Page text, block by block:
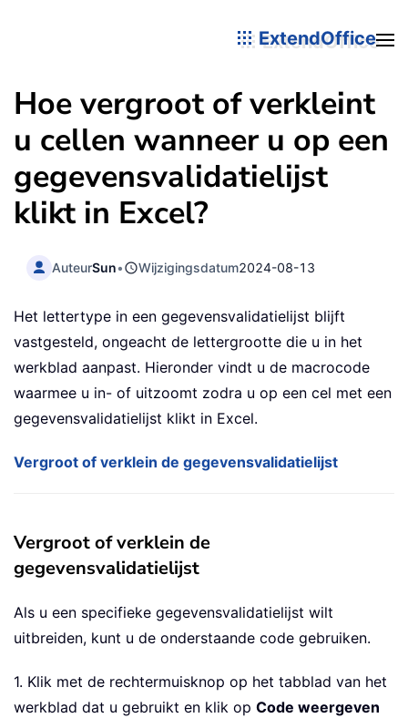
ExtendOffice
Hoe vergroot of verkleint
u cellen wanneer u op een
gegevensvalidatielijst
klikt in Excel?
AuteurSun• Wijzigingsdatum2024-08-13
Het lettertype in een gegevensvalidatielijst blijft
vastgesteld, ongeacht de lettergrootte die u in het
werkblad aanpast. Hieronder vindt u de macrocode
waarmee u in- of uitzoomt zodra u op een cel met een
gegevensvalidatielijst klikt in Excel.
Vergroot of verklein de gegevensvalidatielijst
Vergroot of verklein de
gegevensvalidatielijst
Als u een specifieke gegevensvalidatielijst wilt
uitbreiden, kunt u de onderstaande code gebruiken.
1. Klik met de rechtermuisknop op het tabblad van het
werkblad dat u gebruikt en klik op Code weergeven